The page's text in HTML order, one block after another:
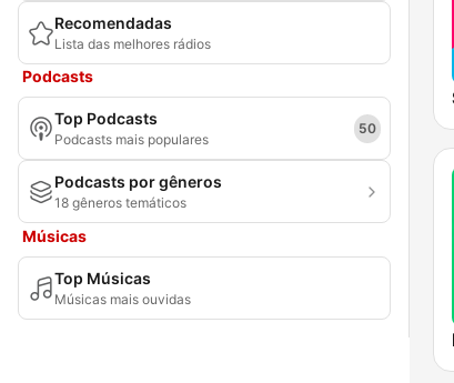
Recomendadas
Lista das melhores rádios
Podcasts
Top Podcasts
Podcasts mais populares
50
Podcasts por gêneros
18 gêneros temáticos
Músicas
Top Músicas
Músicas mais ouvidas